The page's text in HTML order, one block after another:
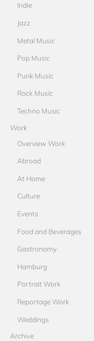
Indie
Jazz
Metal Music
Pop Music
Punk Music
Rock Music
Techno Music
Work
Overview Work
Abroad
At Home
Culture
Events
Food and Beverages
Gastronomy
Hamburg
Portrait Work
Reportage Work
Weddings
Archive